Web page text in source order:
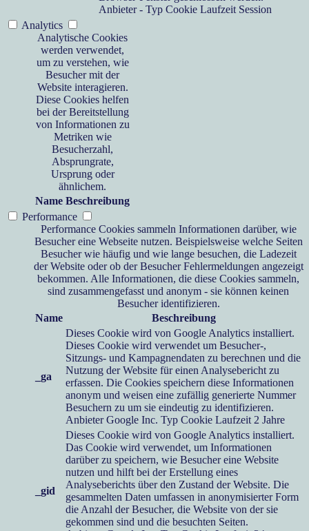
Anbieter - Typ Cookie Laufzeit Session
Analytics
Analytische Cookies
werden verwendet,
um zu verstehen, wie
Besucher mit der
Website interagieren.
Diese Cookies helfen
bei der Bereitstellung
von Informationen zu
Metriken wie
Besucherzahl,
Absprungrate,
Ursprung oder
ähnlichem.
Name Beschreibung
Performance
Performance Cookies sammeln Informationen darüber, wie
Besucher eine Webseite nutzen. Beispielsweise welche Seiten
Besucher wie häufig und wie lange besuchen, die Ladezeit
der Website oder ob der Besucher Fehlermeldungen angezeigt
bekommen. Alle Informationen, die diese Cookies sammeln,
sind zusammengefasst und anonym - sie können keinen
Besucher identifizieren.
Name
Beschreibung
_ga
Dieses Cookie wird von Google Analytics installiert.
Dieses Cookie wird verwendet um Besucher-,
Sitzungs- und Kampagnendaten zu berechnen und die
Nutzung der Website für einen Analysebericht zu
erfassen. Die Cookies speichern diese Informationen
anonym und weisen eine zufällig generierte Nummer
Besuchern zu um sie eindeutig zu identifizieren.
Anbieter Google Inc. Typ Cookie Laufzeit 2 Jahre
_gid
Dieses Cookie wird von Google Analytics installiert.
Das Cookie wird verwendet, um Informationen
darüber zu speichern, wie Besucher eine Website
nutzen und hilft bei der Erstellung eines
Analyseberichts über den Zustand der Website. Die
gesammelten Daten umfassen in anonymisierter Form
die Anzahl der Besucher, die Website von der sie
gekommen sind und die besuchten Seiten.